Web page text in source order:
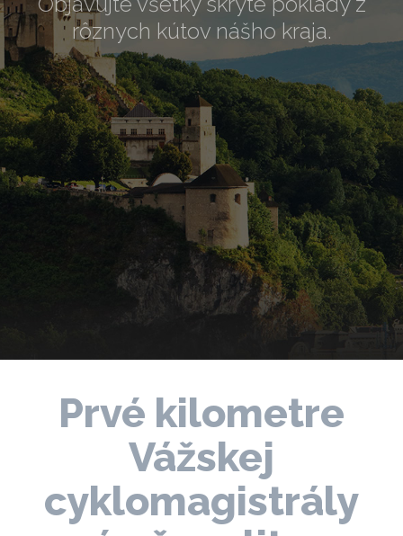
rôznych kútov nášho kraja.
Prvé kilometre
Vážskej
cyklomagistrály